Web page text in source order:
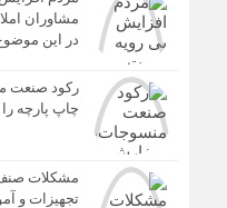
مشاوران
در این
رکود صنعت
چاپ پارچه
مشکلات صنف
تجهیزات و